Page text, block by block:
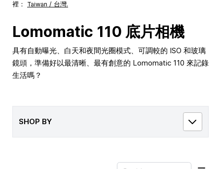
裡： Taiwan / 台灣.
Lomomatic 110 底片相機
具有自動曝光、白天和夜間光圈模式、可調較的 ISO 和玻璃
鏡頭，準備好以最清晰、最有創意的 Lomomatic 110 來記錄
生活嗎？
SHOP BY